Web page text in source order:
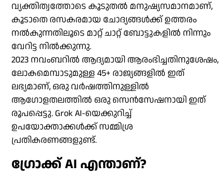
വ്യക്തിത്വത്തോടെ കൂടുതൽ മനുഷ്യസമാനമാണ്,
കൂടാതെ രസകരമായ ചോദ്യങ്ങൾക്ക് ഉത്തരം
നൽകുന്നതിലൂടെ മാറ്റ് ചാറ്റ് ബോട്ടുകളിൽ നിന്നും
വേറിട്ട നിൽക്കുന്നു.
2023 നവംബറിൽ ആദ്യമായി ആരംഭിച്ചതിനുശേഷം,
ലോകമെമ്പാടുമുള്ള 45+ രാജ്യങ്ങളിൽ ഇത്
ലഭ്യമാണ്, ഒരു വർഷത്തിനുള്ളിൽ
ആഗോളതലത്തിൽ ഒരു സെൻസേഷനായി ഇത്
രൂപപ്പെട്ടു. Grok AI-യെക്കുറിച്ച്
ഉപയോക്താക്കൾക്ക് സമ്മിശ്ര
പ്രതികരണങ്ങളുണ്ട്.
ഗ്രോക്ക് AI എന്താണ്?